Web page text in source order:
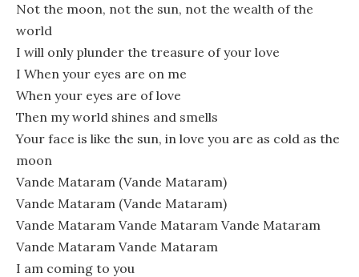
Not the moon, not the sun, not the wealth of the
world
I will only plunder the treasure of your love
I When your eyes are on me
When your eyes are of love
Then my world shines and smells
Your face is like the sun, in love you are as cold as the
moon
Vande Mataram (Vande Mataram)
Vande Mataram (Vande Mataram)
Vande Mataram Vande Mataram Vande Mataram
Vande Mataram Vande Mataram
I am coming to you